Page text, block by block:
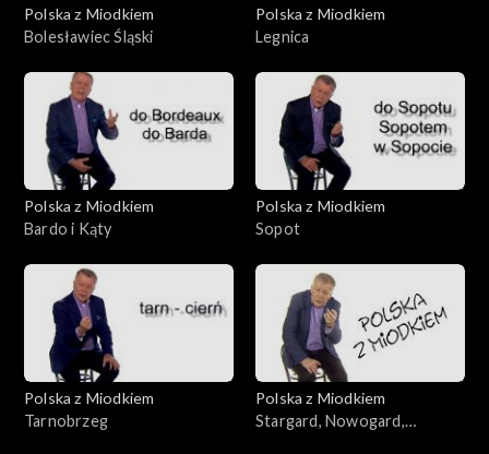
Polska z Miodkiem
Bolesławiec Śląski
Polska z Miodkiem
Legnica
Polska z Miodkiem
Bardo i Kąty
Polska z Miodkiem
Sopot
Polska z Miodkiem
Tarnobrzeg
Polska z Miodkiem
Stargard, Nowogard,